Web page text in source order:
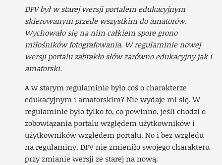
DFV był w starej wersji portalem edukacyjnym
skierowanym przede wszystkim do amatorów.
Wychowało się na nim całkiem spore grono
miłośników fotografowania. W regulaminie nowej
wersji portalu zabrakło słów zarówno edukacyjny jak i
amatorski.
A w starym regulaminie było coś o charakterze
edukacyjnym i amatorskim? Nie wydaje mi się. W
regulaminie było tylko to, co powinno, jeśli chodzi o
zobowiązania portalu względem użytkowników i
użytkowników względem portalu. No i bez względu
na regulaminy, DFV nie zmieniło swojego charakteru
przy zmianie wersji ze starej na nową.